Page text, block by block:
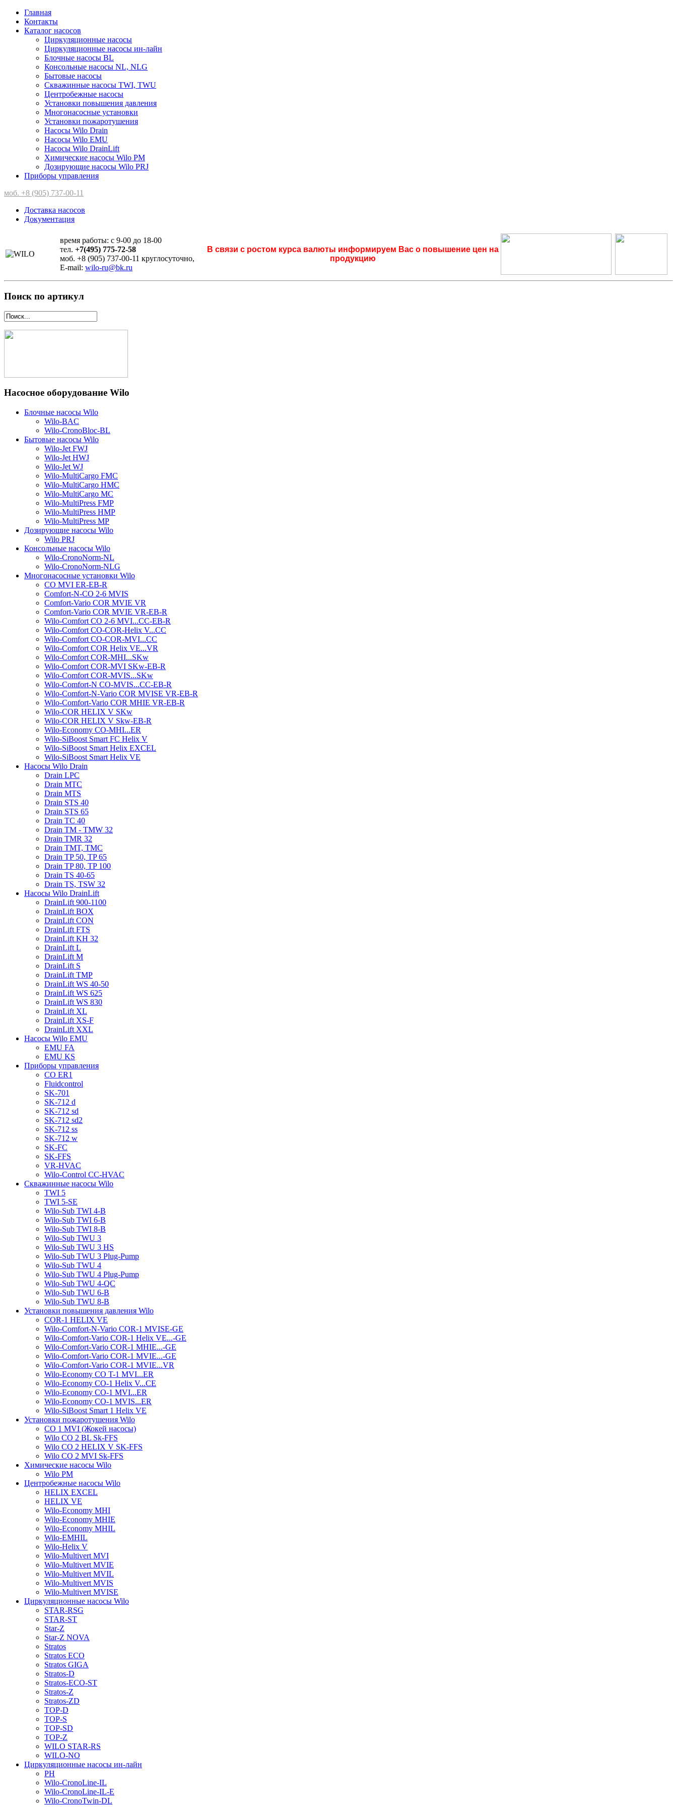
Главная
Контакты
Каталог насосов
Циркуляционные насосы
Циркуляционные насосы ин-лайн
Блочные насосы BL
Консольные насосы NL, NLG
Бытовые насосы
Скважинные насосы TWI, TWU
Центробежные насосы
Установки повышения давления
Многонасосные установки
Установки пожаротушения
Насосы Wilo Drain
Насосы Wilo EMU
Насосы Wilo DrainLift
Химические насосы Wilo PM
Дозирующие насосы Wilo PRJ
Приборы управления
моб. +8 (905) 737-00-11
Доставка насосов
Документация
время работы: с 9-00 до 18-00
тел. +7(495) 775-72-58
моб. +8 (905) 737-00-11 круглосуточно,
E-mail: wilo-ru@bk.ru
В связи с ростом курса валюты информируем Вас о повышение цен на
продукцию
Поиск по артикул
Насосное оборудование Wilo
Блочные насосы Wilo
Wilo-BAC
Wilo-CronoBloc-BL
Бытовые насосы Wilo
Wilo-Jet FWJ
Wilo-Jet HWJ
Wilo-Jet WJ
Wilo-MultiCargo FMC
Wilo-MultiCargo HMC
Wilo-MultiCargo MC
Wilo-MultiPress FMP
Wilo-MultiPress HMP
Wilo-MultiPress MP
Дозирующие насосы Wilo
Wilo PRJ
Консольные насосы Wilo
Wilo-CronoNorm-NL
Wilo-CronoNorm-NLG
Многонасосные установки Wilo
CO MVI ER-EB-R
Comfort-N-CO 2-6 MVIS
Comfort-Vario COR MVIE VR
Comfort-Vario COR MVIE VR-EB-R
Wilo-Comfort CO 2-6 MVI...CC-EB-R
Wilo-Comfort CO-COR-Helix V...CC
Wilo-Comfort CO-COR-MVI...CC
Wilo-Comfort COR Helix VE...VR
Wilo-Comfort COR-MHI...SKw
Wilo-Comfort COR-MVI SKw-EB-R
Wilo-Comfort COR-MVIS...SKw
Wilo-Comfort-N CO-MVIS...CC-EB-R
Wilo-Comfort-N-Vario COR MVISE VR-EB-R
Wilo-Comfort-Vario COR MHIE VR-EB-R
Wilo-COR HELIX V SKw
Wilo-COR HELIX V Skw-EB-R
Wilo-Economy CO-MHI...ER
Wilo-SiBoost Smart FC Helix V
Wilo-SiBoost Smart Helix EXCEL
Wilo-SiBoost Smart Helix VE
Насосы Wilo Drain
Drain LPC
Drain MTC
Drain MTS
Drain STS 40
Drain STS 65
Drain TC 40
Drain TM - TMW 32
Drain TMR 32
Drain TMT, TMC
Drain TP 50, TP 65
Drain TP 80, TP 100
Drain TS 40-65
Drain TS, TSW 32
Насосы Wilo DrainLift
DrainLift 900-1100
DrainLift BOX
DrainLift CON
DrainLift FTS
DrainLift KH 32
DrainLift L
DrainLift M
DrainLift S
DrainLift TMP
DrainLift WS 40-50
DrainLift WS 625
DrainLift WS 830
DrainLift XL
DrainLift XS-F
DrainLift XXL
Насосы Wilo EMU
EMU FA
EMU KS
Приборы управления
CO ER1
Fluidcontrol
SK-701
SK-712 d
SK-712 sd
SK-712 sd2
SK-712 ss
SK-712 w
SK-FC
SK-FFS
VR-HVAC
Wilo-Control CC-HVAC
Скважинные насосы Wilo
TWI 5
TWI 5-SE
Wilo-Sub TWI 4-B
Wilo-Sub TWI 6-B
Wilo-Sub TWI 8-B
Wilo-Sub TWU 3
Wilo-Sub TWU 3 HS
Wilo-Sub TWU 3 Plug-Pump
Wilo-Sub TWU 4
Wilo-Sub TWU 4 Plug-Pump
Wilo-Sub TWU 4-QC
Wilo-Sub TWU 6-B
Wilo-Sub TWU 8-B
Установки повышения давления Wilo
COR-1 HELIX VE
Wilo-Comfort-N-Vario COR-1 MVISE-GE
Wilo-Comfort-Vario COR-1 Helix VE...-GE
Wilo-Comfort-Vario COR-1 MHIE...-GE
Wilo-Comfort-Vario COR-1 MVIE...-GE
Wilo-Comfort-Vario COR-1 MVIE...VR
Wilo-Economy CO T-1 MVI...ER
Wilo-Economy CO-1 Helix V...CE
Wilo-Economy CO-1 MVI...ER
Wilo-Economy CO-1 MVIS...ER
Wilo-SiBoost Smart 1 Helix VE
Установки пожаротушения Wilo
CO 1 MVI (Жокей насосы)
Wilo CO 2 BL Sk-FFS
Wilo CO 2 HELIX V SK-FFS
Wilo CO 2 MVI Sk-FFS
Химические насосы Wilo
Wilo PM
Центробежные насосы Wilo
HELIX EXCEL
HELIX VE
Wilo-Economy MHI
Wilo-Economy MHIE
Wilo-Economy MHIL
Wilo-EMHIL
Wilo-Helix V
Wilo-Multivert MVI
Wilo-Multivert MVIE
Wilo-Multivert MVIL
Wilo-Multivert MVIS
Wilo-Multivert MVISE
Циркуляционные насосы Wilo
STAR-RSG
STAR-ST
Star-Z
Star-Z NOVA
Stratos
Stratos ECO
Stratos GIGA
Stratos-D
Stratos-ECO-ST
Stratos-Z
Stratos-ZD
TOP-D
TOP-S
TOP-SD
TOP-Z
WILO STAR-RS
WILO-NO
Циркуляционные насосы ин-лайн
PH
Wilo-CronoLine-IL
Wilo-CronoLine-IL-E
Wilo-CronoTwin-DL